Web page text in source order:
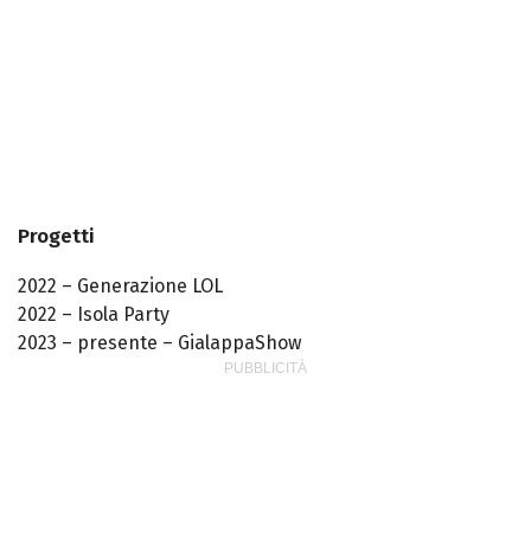
Progetti
2022 – Generazione LOL
2022 – Isola Party
2023 – presente – GialappaShow